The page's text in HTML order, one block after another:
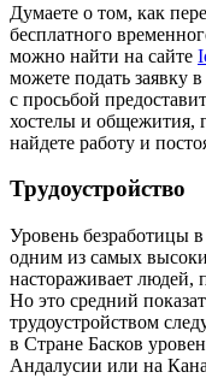
Думаете о том, как
бесплатного
можно найти на сайте
можете подать заявку
с просьбой
хостелы и общежития,
найдете работу и
Трудоустройство
Уровень безработицы
одним из самых
настораживает
Но это средний
трудоустройством
в Стране Басков
Андалусии или на